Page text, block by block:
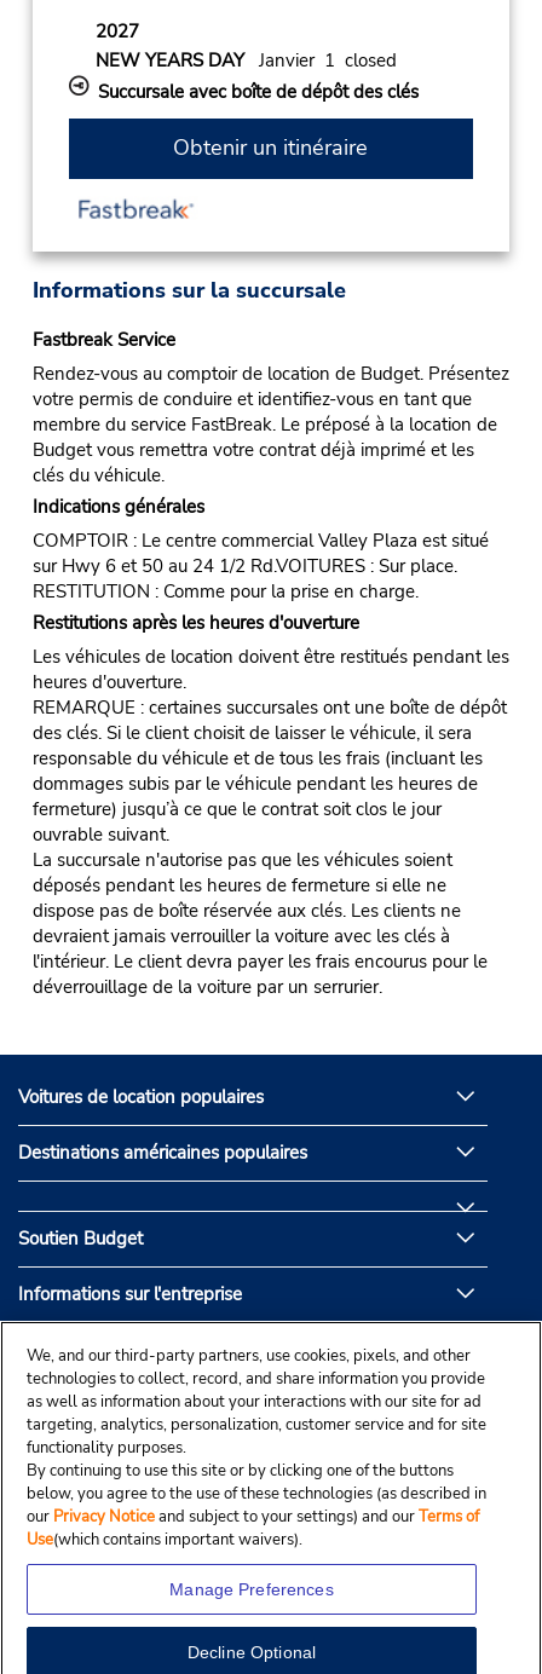
2027
NEW YEARS DAYJanvier 1 closed
Succursale avec boîte de dépôt des clés
Obtenir un itinéraire
Informations sur la succursale
Fastbreak Service
Rendez-vous au comptoir de location de Budget. Présentez
votre permis de conduire et identifiez-vous en tant que
membre du service FastBreak. Le préposé à la location de
Budget vous remettra votre contrat déjà imprimé et les
clés du véhicule.
Indications générales
COMPTOIR : Le centre commercial Valley Plaza est situé
sur Hwy 6 et 50 au 24 1/2 Rd.VOITURES : Sur place.
RESTITUTION : Comme pour la prise en charge.
Restitutions après les heures d'ouverture
Les véhicules de location doivent être restitués pendant les
heures d'ouverture.
REMARQUE : certaines succursales ont une boîte de dépôt
des clés. Si le client choisit de laisser le véhicule, il sera
responsable du véhicule et de tous les frais (incluant les
dommages subis par le véhicule pendant les heures de
fermeture) jusqu’à ce que le contrat soit clos le jour
ouvrable suivant.
La succursale n'autorise pas que les véhicules soient
déposés pendant les heures de fermeture si elle ne
dispose pas de boîte réservée aux clés. Les clients ne
devraient jamais verrouiller la voiture avec les clés à
l'intérieur. Le client devra payer les frais encourus pour le
déverrouillage de la voiture par un serrurier.
Voitures de location populaires
Destinations américaines populaires
Soutien Budget
Informations sur l'entreprise
Partenaires de Budget
We, and our third-party partners, use cookies, pixels, and other
technologies to collect, record, and share information you provide
as well as information about your interactions with our site for ad
targeting, analytics, personalization, customer service and for site
functionality purposes.
By continuing to use this site or by clicking one of the buttons
below, you agree to the use of these technologies (as described in
our Privacy Noticeand subject to your settings) and ourTerms of
Use(which contains important waivers).
Manage Preferences
Decline Optional